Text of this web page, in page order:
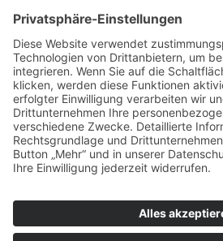
©2026Jörg
Datenschutz